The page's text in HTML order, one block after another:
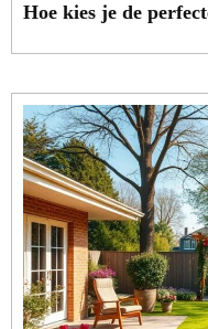
Hoe kies je de